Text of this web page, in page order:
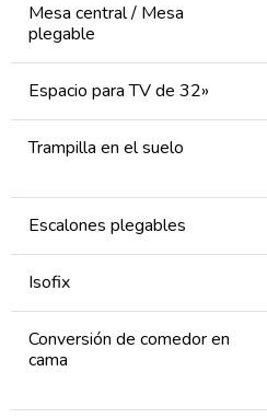
Mesa central / Mesa
plegable
Espacio para TV de 32»
Trampilla en el suelo
Escalones plegables
Isofix
Conversión de comedor en
cama